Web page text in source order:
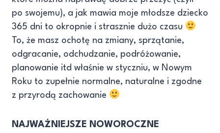
po swojemu), a jak mawia moje młodsze dziecko
365 dni to okropnie i strasznie dużo czasu
To, że masz ochotę na zmiany, sprzątanie,
odgracanie, odchudzanie, podróżowanie,
planowanie itd właśnie w styczniu, w Nowym
Roku to zupełnie normalne, naturalne i zgodne
z przyrodą zachowanie
NAJWAŻNIEJSZE NOWOROCZNE